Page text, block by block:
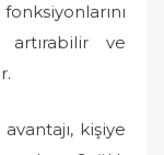
artırabilir ve
kişiye